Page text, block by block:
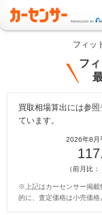
フィッ
フ
買取相場算出には参
ています。
2026年8月
（前月比：
※上記はカーセンサー掲載
的に、査定価格は小売価格